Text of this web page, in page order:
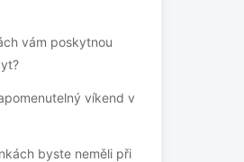
vám poskytnou
víkend v
byste neměli při